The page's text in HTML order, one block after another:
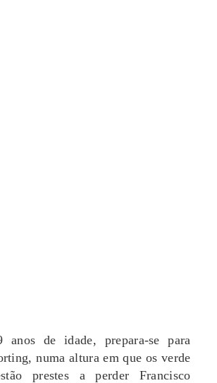
anos de idade, prepara-se para
numa altura em que os verde
prestes a perder Francisco